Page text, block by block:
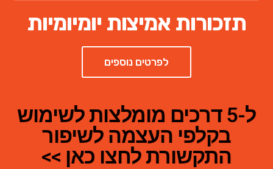
תזכורות אמיצות יומיומיות
לפרטים נוספים
ל-5 דרכים מומלצות לשימוש
בקלפי העצמה לשיפור
התקשורת לחצו כאן >>